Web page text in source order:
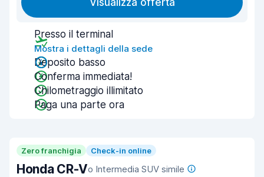
Visualizza offerta
Presso il terminal
Mostra i dettagli della sede
Deposito basso
Conferma immediata!
Chilometraggio illimitato
Paga una parte ora
Zero franchigia Check-in online
Honda CR-Vo Intermedia SUV simile